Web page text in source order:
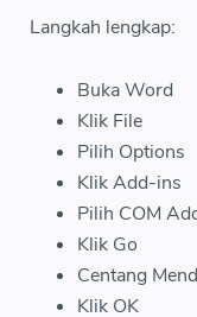
Langkah lengkap:
Buka Word
Klik File
Pilih Options
Klik Add-ins
Pilih COM
Klik Go
Centang
Klik OK